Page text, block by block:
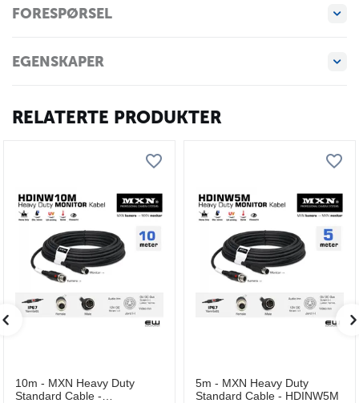
FORESPØRSEL
EGENSKAPER
RELATERTE PRODUKTER
10m - MXN Heavy Duty
Standard Cable -
5m - MXN Heavy Duty
Standard Cable - HDINW5M